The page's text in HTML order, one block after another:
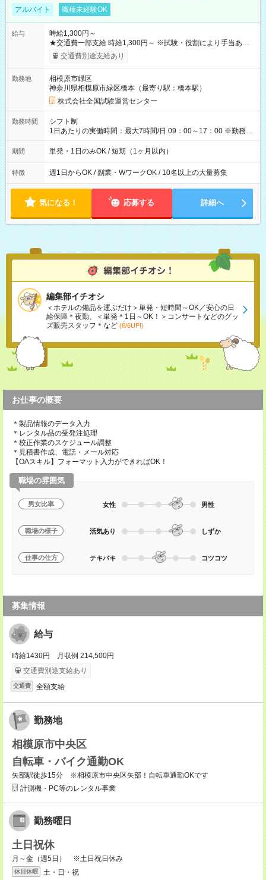
アルバイト 職種未経験OK
給与
時給1,300円～
★交通費一部支給 時給1,300円～ ※試験・役割により手当あり
※勤務回数により昇給あり 【即給（前払い）オプションあ
り！】 希望される場合、勤務から1週間ほどで給与の一部を受け
例】 ・河合塾模擬試験 8:30～17:30（休憩1時間） 時給1,300円
×8時間＝日収10,400円＋交通費 ※当日の役割により時給＋100
円の場合あり ・国家試験 7:00～13:30（休憩なし） 時給1,300
円（役割手当＋100円）×6時間＝日収8,400円＋交通費 【試用期
間】試用期間なし
交通費別途支給あり
勤務地
相模原市緑区
神奈川県相模原市緑区橋本（最寄り駅：橋本駅）
株式会社全国試験運営センター
勤務時間
シフト制
1日あたりの実働時間：最大7時間/日 09：00～17：00 ※勤務時
間は 試験により異なります。
期間 単発・1日のみOK / 短期（1ヶ月以内）
特徴 週1日からOK / 副業・WワークOK / 10名以上の大量募集
気になる！ 応募する 詳細へ
編集部イチオシ
＜ホテルの備品を運ぶだけ＞単発・短時間～OK／安心の日
給保障＊夜勤、＜単発＊1日～OK！＞コンサートなどのグッ
ズ販売スタッフ＊など (8/6UP!)
お仕事の概要
＊製品情報のデータ入力
＊レンタル品の受発注処理
＊校正作業のスケジュール調整
＊見積書作成、電話・メール対応
【OAスキル】フォーマット入力ができればOK！
職場の雰囲気
男女比率 女性 男性
職場の様子 活気あり しずか
仕事の仕方 テキパキ コツコツ
募集情報
給与
時給1430円 月収例 214,500円
交通費別途支給あり
交通費 全額支給
勤務地
相模原市中央区
自転車・バイク通勤OK
矢部駅徒歩15分 ※相模原市中央区矢部！自転車通勤OKです
計測機・PC等のレンタル事業
勤務曜日
土日祝休
月～金（週5日） ※土日祝日休み
休日休暇 土・日・祝